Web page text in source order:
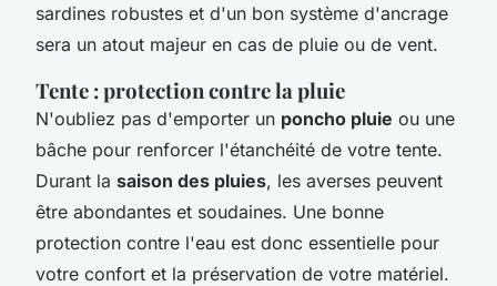
sardines robustes et d'un bon système d'ancrage
sera un atout majeur en cas de pluie ou de vent.
Tente : protection contre la pluie
N'oubliez pas d'emporter un poncho pluie ou une
bâche pour renforcer l'étanchéité de votre tente.
Durant la saison des pluies, les averses peuvent
être abondantes et soudaines. Une bonne
protection contre l'eau est donc essentielle pour
votre confort et la préservation de votre matériel.